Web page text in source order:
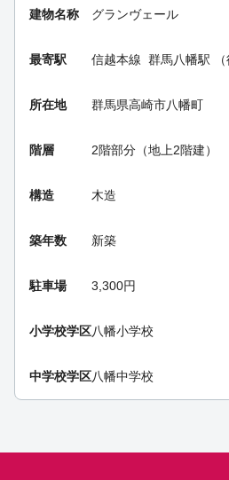
建物名称 グランヴェール
最寄駅 信越本線 群馬八幡駅
所在地 群馬県高崎市八幡町
階層 2階部分（地上2階建）
構造 木造
築年数 新築
駐車場 3,300円
小学校学区八幡小学校
中学校学区八幡中学校